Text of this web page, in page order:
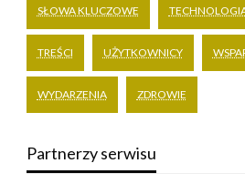
SŁOWA KLUCZOWE
TREŚCI UŻYTKOWNICY
WYDARZENIA ZDROWIE
Partnerzy serwisu